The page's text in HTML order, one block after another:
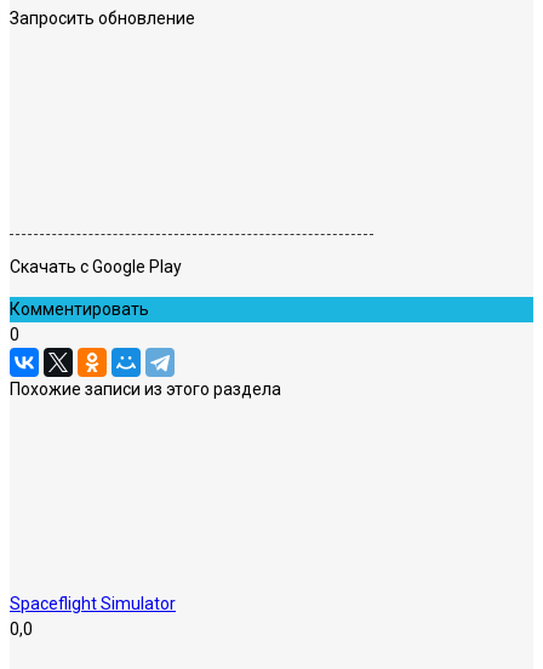
Запросить обновление
Скачать с Google Play
Комментировать
0
Похожие записи из этого раздела
Spaceflight Simulator
0,0